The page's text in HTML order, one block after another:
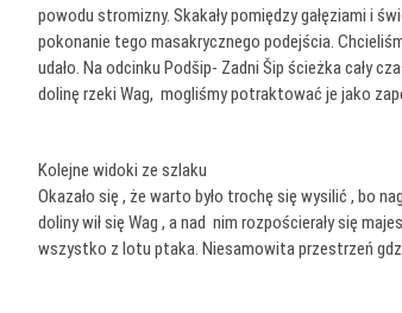
powodu stromizny. Skakały pomiędzy gałęziami i
pokonanie tego masakrycznego podejścia.
udało. Na odcinku Podšip- Zadni Šip ścieżka cały
dolinę rzeki Wag, mogliśmy potraktować je jako
Kolejne widoki ze szlaku
Okazało się , że warto było trochę się wysilić , bo
doliny wił się Wag , a nad nim rozpościerały się
wszystko z lotu ptaka. Niesamowita przestrzeń